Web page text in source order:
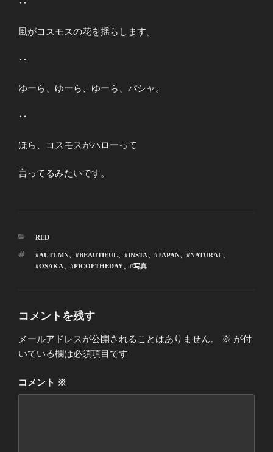
‥
風がコスモスの花を揺らします。
‥
ゆーら、ゆーら、ゆーら、パシャ。
‥
ほら、コスモスがハローって
言ってるみたいです。
カ
ゴ
リ
RED
タ
グ
#AUTUMN、 #BEAUTIFUL、 #INSTA、 #JAPAN、 #NATURAL、
#OSAKA、 #PICOFTHEDAY、 #写真
コメントを残す
メールアドレスが公開されることはありません。 ※ が付
いている欄は必須項目です
コメント ※